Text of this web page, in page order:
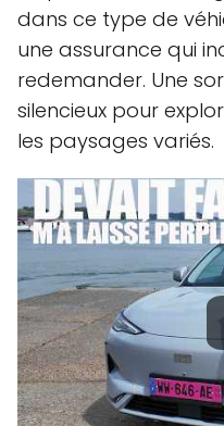
dans ce type de
une assurance qui
redemander. Une
silencieux pour
les paysages variés.